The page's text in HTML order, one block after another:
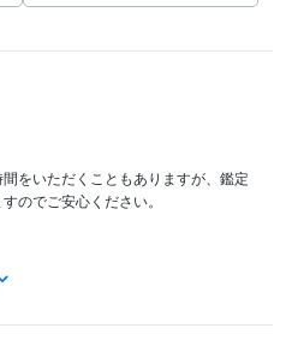
をいただくこともありますが、鑑定
のでご安心ください。
セラー・コーチ 経験年数 : 10年